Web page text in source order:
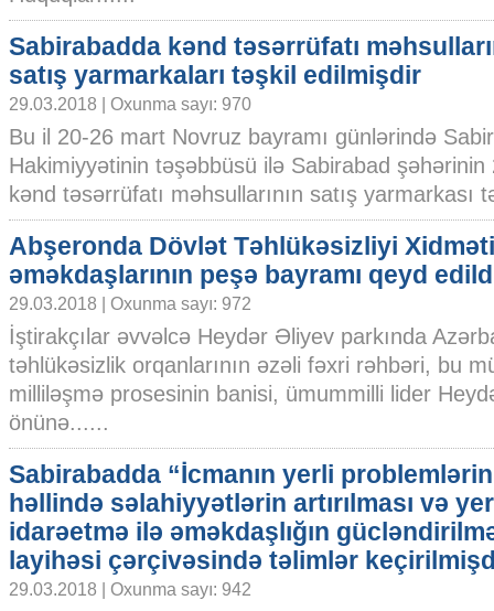
Sabirabadda kənd təsərrüfatı
satış yarmarkaları təşkil edilmişdir
29.03.2018 | Oxunma sayı: 970
Bu il 20-26 mart Novruz bayramı günlərində
Hakimiyyətinin təşəbbüsü ilə Sabirabad
kənd təsərrüfatı məhsullarının satış yarmarkası
Abşeronda Dövlət Təhlükəsizliyi
əməkdaşlarının peşə bayramı qeyd
29.03.2018 | Oxunma sayı: 972
İştirakçılar əvvəlcə Heydər Əliyev parkında
təhlükəsizlik orqanlarının əzəli fəxri rəhbəri, bu
milliləşmə prosesinin banisi, ümummilli lider
önünə......
Sabirabadda “İcmanın yerli
həllində səlahiyyətlərin artırılması və
idarəetmə ilə əməkdaşlığın
layihəsi çərçivəsində təlimlər
29.03.2018 | Oxunma sayı: 942